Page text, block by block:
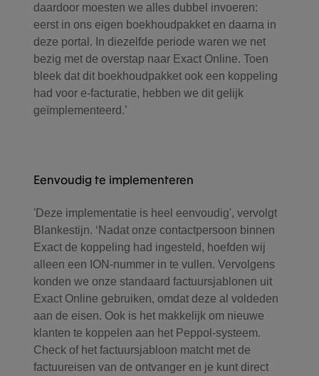
daardoor moesten we alles dubbel invoeren:
eerst in ons eigen boekhoudpakket en daarna in
deze portal. In diezelfde periode waren we net
bezig met de overstap naar Exact Online. Toen
bleek dat dit boekhoudpakket ook een koppeling
had voor e-facturatie, hebben we dit gelijk
geïmplementeerd.’
Eenvoudig te implementeren
'Deze implementatie is heel eenvoudig', vervolgt
Blankestijn. ‘Nadat onze contactpersoon binnen
Exact de koppeling had ingesteld, hoefden wij
alleen een ION-nummer in te vullen. Vervolgens
konden we onze standaard factuursjablonen uit
Exact Online gebruiken, omdat deze al voldeden
aan de eisen. Ook is het makkelijk om nieuwe
klanten te koppelen aan het Peppol-systeem.
Check of het factuursjabloon matcht met de
factuureisen van de ontvanger en je kunt direct